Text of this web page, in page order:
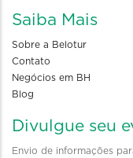
Saiba Mais
Sobre a Belotur
Contato
Negócios em BH
Blog
Divulgue seu
Envio de informações